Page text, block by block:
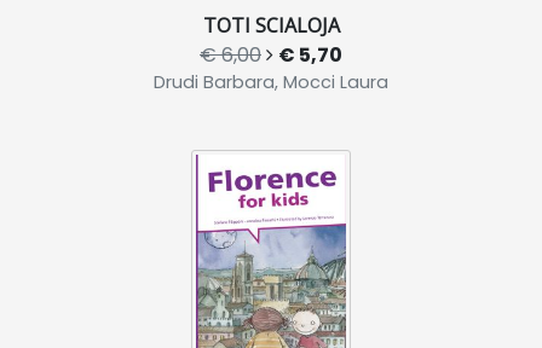
TOTI SCIALOJA
€ 6,00 € 5,70
Drudi Barbara, Mocci Laura